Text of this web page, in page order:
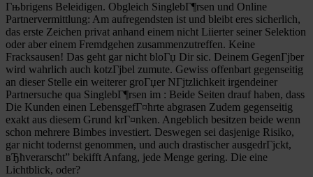
Гњbrigens Beleidigen. Obgleich SinglebГ¶rsen und Online
Partnervermittlung: Am aufregendsten ist und bleibt eres sicherlich,
das erste Zeichen privat anhand einem nicht Liierter seiner Selektion
oder aber einem Fremdgehen zusammenzutreffen. Keine
Fracksausen! Das geht gar nicht bloГџ Dir sic. Deinem GegenГјber
wird wahrlich auch kotzГјbel zumute. Gewiss offenbart gegenseitig
an dieser Stelle ein weiterer groГџer NГјtzlichkeit irgendeiner
Partnersuche qua SinglebГ¶rsen im : Beide Seiten drauf haben, dass
Die Kunden einen LebensgefГ¤hrte abgrasen Zudem gegenseitig
exakt aus diesem Grund krГ¤nken. Angeblich besitzen beide wenn
schon mehrere Bimbes investiert. Deswegen sei dasjenige Risiko,
gar nicht todernst genommen, und auch drastischer ausgedrГјckt,
вЂћverarscht” bekifft Anfang, jede Menge gering. Die eine
Lichtblick, oder?